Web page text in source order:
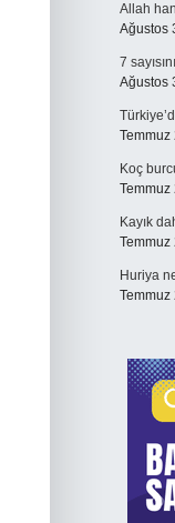
Allah
Ağustos
7
Ağustos
Temmuz
Koç
Temmuz
Kayık
Temmuz
Huriya
Temmuz